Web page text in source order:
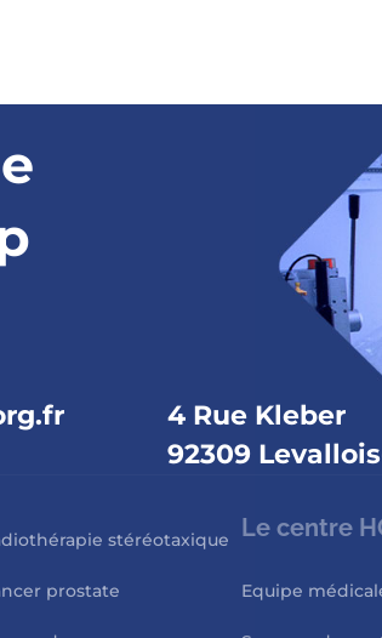
4 Rue Kleber
92309
stéréotaxique
prostate
Le centre
Equipe